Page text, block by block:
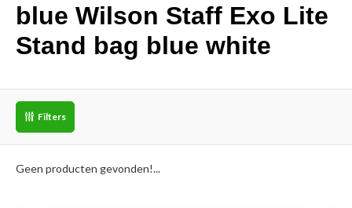
blue Wilson Staff Exo Lite
Stand bag blue white
Filters
Geen producten gevonden!...